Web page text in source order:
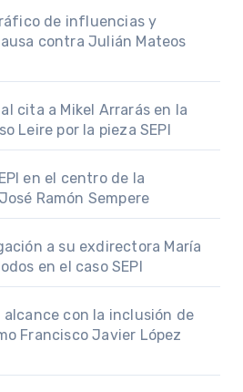
de influencias y
contra Julián Mateos
cita a Mikel Arrarás en la
Leire por la pieza SEPI
en el centro de la
Ramón Sempere
a su exdirectora María
en el caso SEPI
alcance con la inclusión de
Francisco Javier López